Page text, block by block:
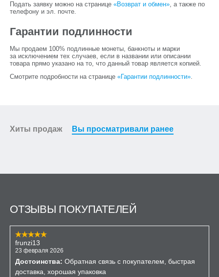
Подать заявку можно на странице «Возврат и обмен», а также по
телефону и эл. почте.
Гарантии подлинности
Мы продаем 100% подлинные монеты, банкноты и марки
за исключением тех случаев, если в названии или описании
товара прямо указано на то, что данный товар является копией.
Смотрите подробности на странице «Гарантии подлинности».
Хиты продаж Вы просматривали ранее
ОТЗЫВЫ ПОКУПАТЕЛЕЙ
frunzi13
23 февраля 2026
Достоинства: Обратная связь с покупателем, быстрая
доставка, хорошая упаковка